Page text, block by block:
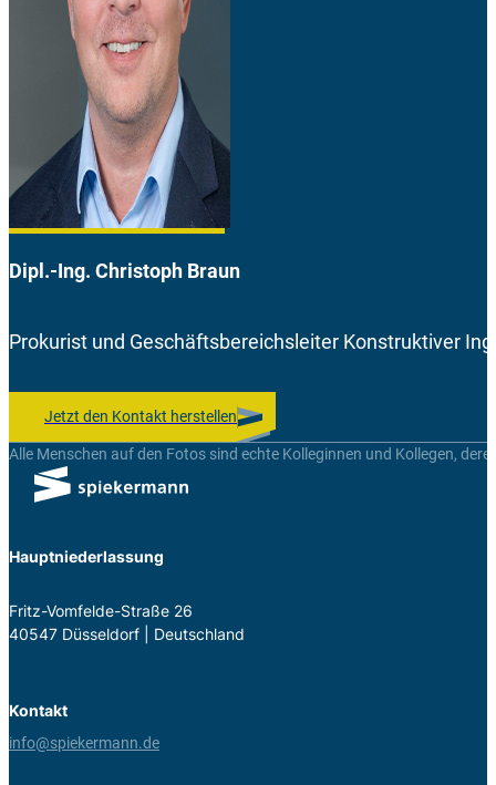
Dipl.-Ing. Christoph Braun
Prokurist und Geschäftsbereichsleiter Konstruktiver
Jetzt den Kontakt herstellen
Alle Menschen auf den Fotos sind echte Kolleginnen und Kollegen,
Hauptniederlassung
Fritz-Vom­felde-Straße 26
40547 Düs­sel­dorf | Deutsch­land
Kontakt
info@spiekermann.de